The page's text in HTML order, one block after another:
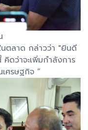
ตลาด กล่าวว่า "ยินดี
คิดว่าจะเพิ่มกำลังการ
เศรษฐกิจ “